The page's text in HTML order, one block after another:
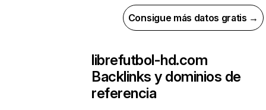
Consigue más datos gratis →
librefutbol-hd.com
Backlinks y dominios de
referencia